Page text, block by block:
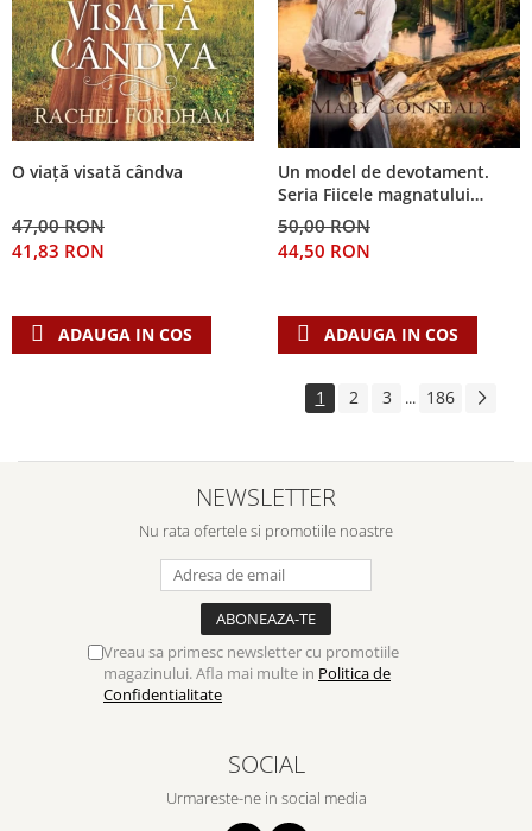
O viață visată cândva
47,00 RON
41,83 RON
ADAUGA IN COS
Un model de devotament.
Seria Fiicele magnatului
forestier 3
50,00 RON
44,50 RON
ADAUGA IN COS
1 2 3 ... 186
NEWSLETTER
Nu rata ofertele si promotiile noastre
Vreau sa primesc newsletter cu promotiile
magazinului. Afla mai multe in Politica de
Confidentialitate
SOCIAL
Urmareste-ne in social media